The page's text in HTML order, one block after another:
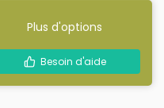
Plus d'options
Besoin d'aide